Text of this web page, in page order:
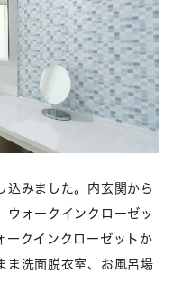
込みました。内玄関から
ウォークインクローゼッ
ークインクローゼットか
ま洗面脱衣室、お風呂場